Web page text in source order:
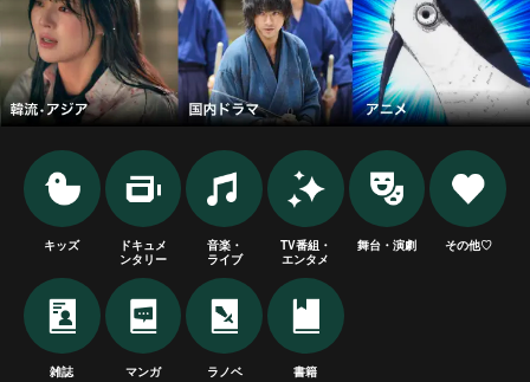
キッズ
ドキュメ
ンタリー
音楽・
ライブ
TV番組・
エンタメ
舞台・演劇 その他♡
雑誌 マンガ ラノベ 書籍